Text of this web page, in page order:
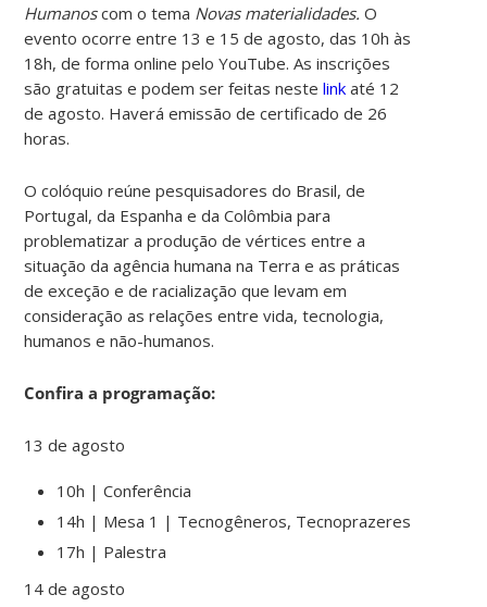
Humanoscom o tema Novas materialidades. O
evento ocorre entre 13 e 15 de agosto, das 10h às
18h, de forma online pelo YouTube. As inscrições
são gratuitas e podem ser feitas nestelink até 12
de agosto. Haverá emissão de certificado de 26
horas.
O colóquio reúne pesquisadores do Brasil, de
Portugal, da Espanha e da Colômbia para
problematizar a produção de vértices entre a
situação da agência humana na Terra e as práticas
de exceção e de racialização que levam em
consideração as relações entre vida, tecnologia,
humanos e não-humanos.
Confira a programação:
13 de agosto
10h | Conferência
14h | Mesa 1 | Tecnogêneros, Tecnoprazeres
17h | Palestra
14 de agosto